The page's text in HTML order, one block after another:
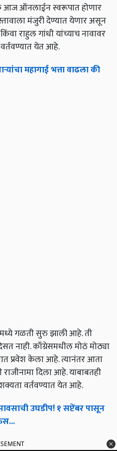
आज ऑनलाईन स्वरूपात होणार
मंजुरी देण्यात येणार असून
राहुल गांधी यांच्याच नावावर
येत आहे.
महागाई भत्ता वाढला की
गळती सुरु झाली आहे. ती
नाही. काँग्रेसमधील मोठं मोठ्या
प्रवेश केला आहे. त्यानंतर आता
दिला आहे. याबाबतही
वर्तवण्यात येत आहे.
उघडीप! १ सप्टेंबर पासून